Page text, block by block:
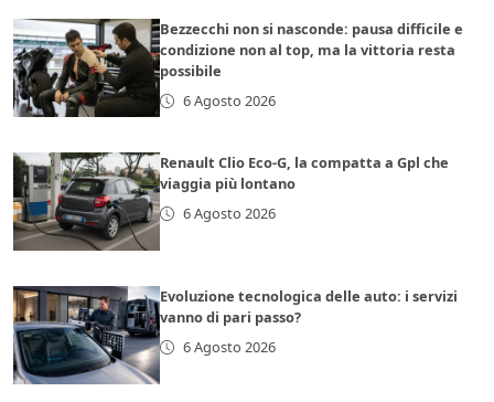
Bezzecchi non si nasconde: pausa difficile e
condizione non al top, ma la vittoria resta
possibile
6 Agosto 2026
Renault Clio Eco-G, la compatta a Gpl che
viaggia più lontano
6 Agosto 2026
Evoluzione tecnologica delle auto: i servizi
vanno di pari passo?
6 Agosto 2026